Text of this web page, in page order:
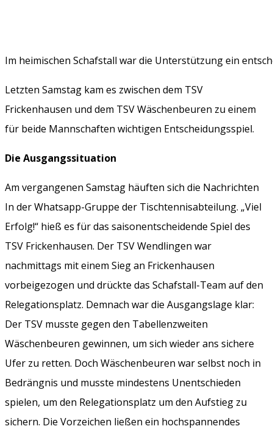
Im heimischen Schafstall war die Unterstützung ein
Letzten Samstag kam es zwischen dem TSV
Frickenhausen und dem TSV Wäschenbeuren zu einem
für beide Mannschaften wichtigen Entscheidungsspiel.
Die Ausgangssituation
Am vergangenen Samstag häuften sich die Nachrichten
In der Whatsapp-Gruppe der Tischtennisabteilung. „Viel
Erfolg!“ hieß es für das saisonentscheidende Spiel des
TSV Frickenhausen. Der TSV Wendlingen war
nachmittags mit einem Sieg an Frickenhausen
vorbeigezogen und drückte das Schafstall-Team auf den
Relegationsplatz. Demnach war die Ausgangslage klar:
Der TSV musste gegen den Tabellenzweiten
Wäschenbeuren gewinnen, um sich wieder ans sichere
Ufer zu retten. Doch Wäschenbeuren war selbst noch in
Bedrängnis und musste mindestens Unentschieden
spielen, um den Relegationsplatz um den Aufstieg zu
sichern. Die Vorzeichen ließen ein hochspannendes